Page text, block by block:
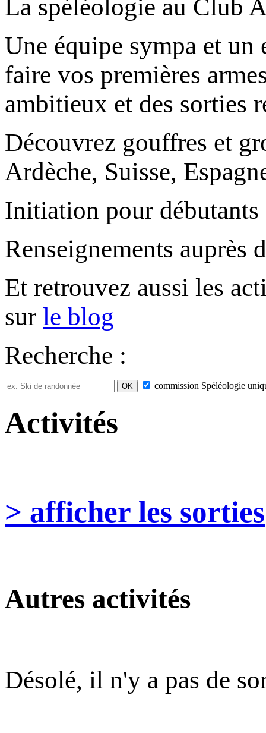
La spéléologie au Club
Une équipe sympa et un
faire vos premières
ambitieux et des sorties
Découvrez gouffres et
Ardèche, Suisse,
Initiation pour
Renseignements auprès
Et retrouvez aussi les
sur le blog
Recherche :
commission Spéléologie
Activités
> afficher les sorties
Autres activités
Désolé, il n'y a pas de